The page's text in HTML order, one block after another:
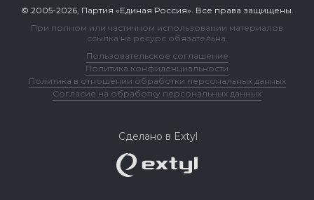
© 2005-2026, Партия «Единая Россия». Все права защищены.
При полном или частичном использовании материалов
ссылка на ресурс обязательна.
Пользовательское соглашение
Политика конфиденциальности
Политика в отношении обработки персональных данных
Согласие на обработку персональных данных
Сделано в Extyl